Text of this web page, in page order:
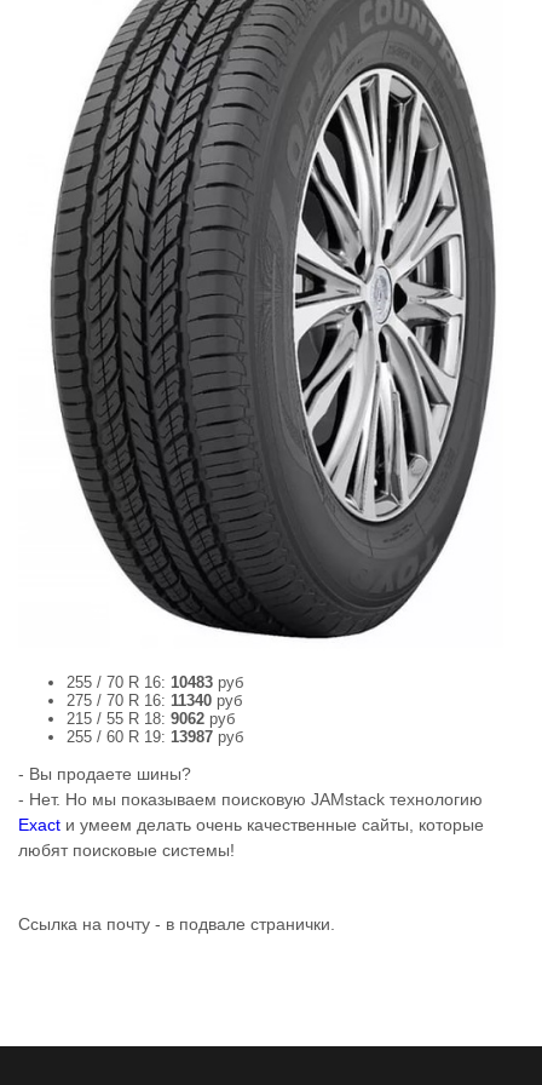
255 / 70 R 16: 10483 руб
275 / 70 R 16: 11340 руб
215 / 55 R 18: 9062 руб
255 / 60 R 19: 13987 руб
- Вы продаете шины?
- Нет. Но мы показываем поисковую JAMstack технологию
Exact и умеем делать очень качественные сайты, которые
любят поисковые системы!
Ссылка на почту - в подвале странички.